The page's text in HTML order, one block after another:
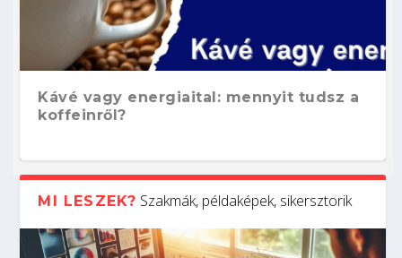
Kávé vagy energiaital: mennyit tudsz a
koffeinről?
MI LESZEK? Szakmák, példaképek, sikersztorik